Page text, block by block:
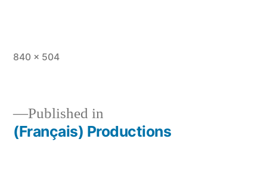
Full
840 × 504
Post
Published in
(Français) Productions